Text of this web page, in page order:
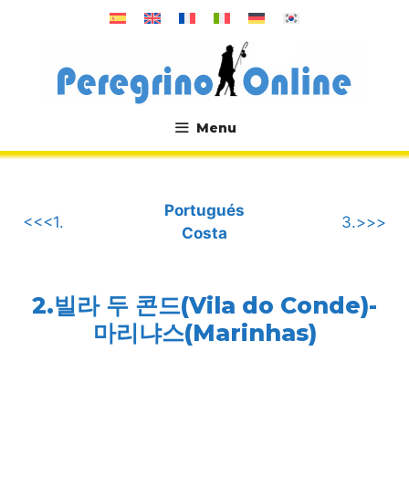
뛰
Menu
.
<<<1.
Portugués
Costa
3.>>>
2.빌라 두 콘드(Vila do Conde)-
마리냐스(Marinhas)